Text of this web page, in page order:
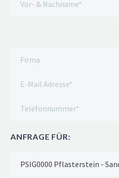
ANFRAGE FÜR: